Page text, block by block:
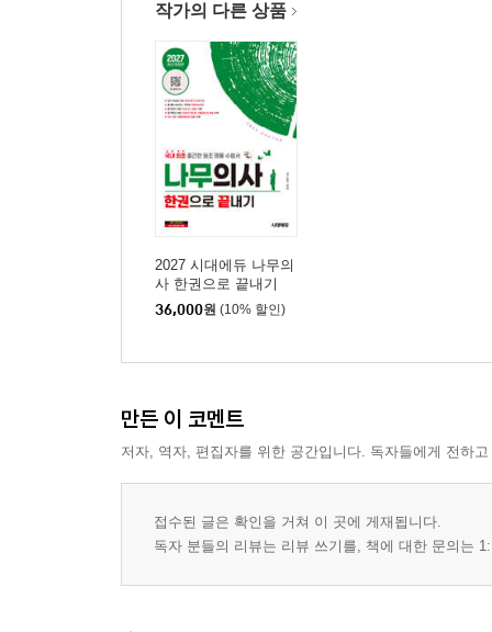
작가의 다른 상품
2027 시대에듀 나무의
사 한권으로 끝내기
36,000원 (10% 할인)
만든 이 코멘트
저자, 역자, 편집자를 위한 공간입니다. 독자들에게 전하
접수된 글은 확인을 거쳐 이 곳에 게재됩니다.
독자 분들의 리뷰는 리뷰 쓰기를, 책에 대한 문의는